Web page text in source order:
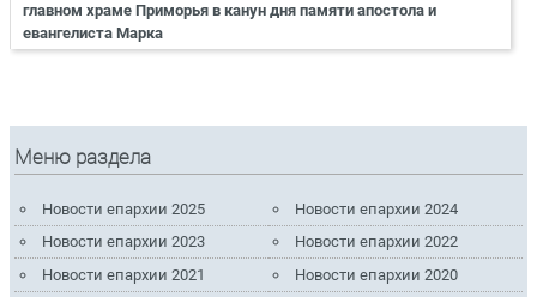
главном храме Приморья в канун дня памяти апостола и
евангелиста Марка
Меню раздела
Новости епархии 2025
Новости епархии 2024
Новости епархии 2023
Новости епархии 2022
Новости епархии 2021
Новости епархии 2020